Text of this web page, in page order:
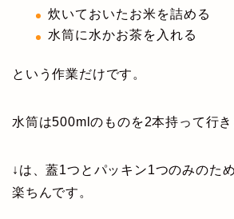
炊いておいたお米を詰める
水筒に水かお茶を入れる
という作業だけです。
水筒は500mlのものを2本持って行き
↓は、蓋1つとパッキン1つのみのた
楽ちんです。